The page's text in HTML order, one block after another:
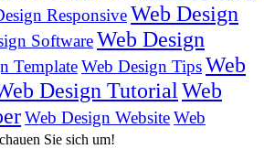
ResponsiveWeb Design
SoftwareWeb Design
TemplateWeb Design TipsWeb
Design Tutorial Web
Web Design WebsiteWeb
Sie sich um!